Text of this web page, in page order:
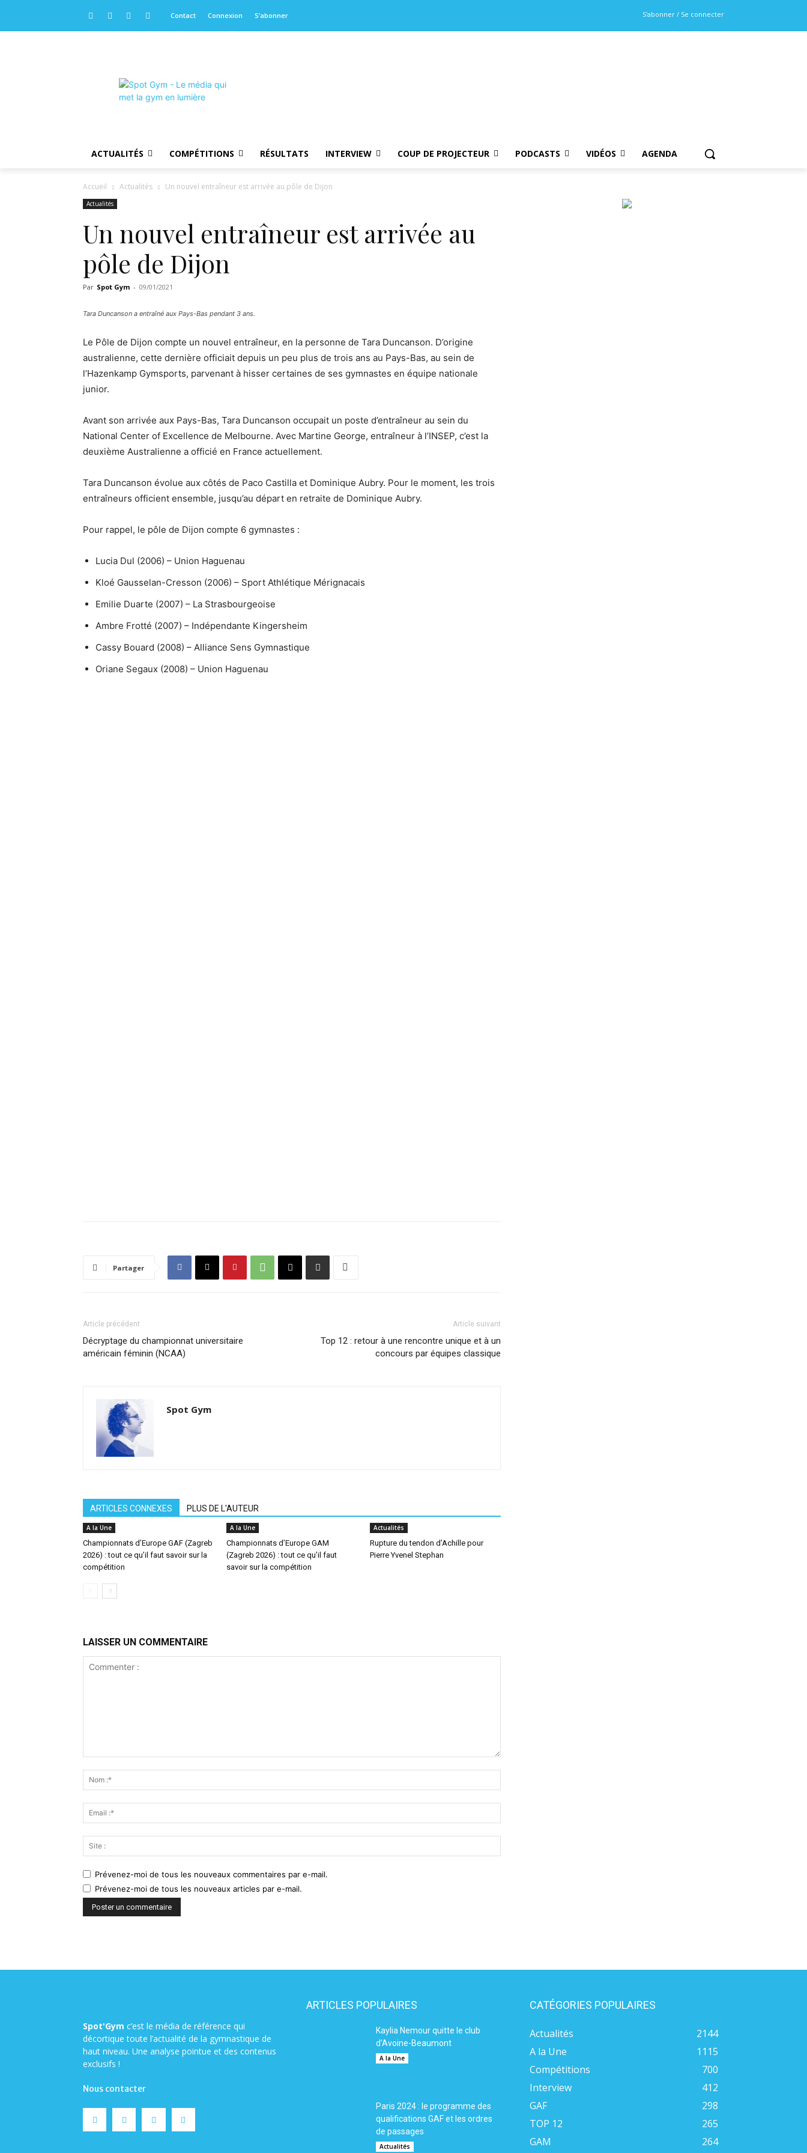
S'abonner / Se connecter
Contact Connexion S’abonner
ACTUALITÉS COMPÉTITIONS RÉSULTATS INTERVIEW COUP DE PROJECTEUR PODCASTS VIDÉOS AGENDA
Accueil Actualités Un nouvel entraîneur est arrivée au pôle de Dijon
Actualités
Un nouvel entraîneur est arrivée au
pôle de Dijon
Par Spot Gym - 09/01/2021
Tara Duncanson a entraîné aux Pays-Bas pendant 3 ans.
Le Pôle de Dijon compte un nouvel entraîneur, en la personne de Tara Duncanson. D’origine
australienne, cette dernière officiait depuis un peu plus de trois ans au Pays-Bas, au sein de
l’Hazenkamp Gymsports, parvenant à hisser certaines de ses gymnastes en équipe nationale
junior.
Avant son arrivée aux Pays-Bas, Tara Duncanson occupait un poste d’entraîneur au sein du
National Center of Excellence de Melbourne. Avec Martine George, entraîneur à l’INSEP, c’est la
deuxième Australienne a officié en France actuellement.
Tara Duncanson évolue aux côtés de Paco Castilla et Dominique Aubry. Pour le moment, les trois
entraîneurs officient ensemble, jusqu’au départ en retraite de Dominique Aubry.
Pour rappel, le pôle de Dijon compte 6 gymnastes :
Lucia Dul (2006) – Union Haguenau
Kloé Gausselan-Cresson (2006) – Sport Athlétique Mérignacais
Emilie Duarte (2007) – La Strasbourgeoise
Ambre Frotté (2007) – Indépendante Kingersheim
Cassy Bouard (2008) – Alliance Sens Gymnastique
Oriane Segaux (2008) – Union Haguenau
Partager
Article précédent
Décryptage du championnat universitaire
américain féminin (NCAA)
Article suivant
Top 12 : retour à une rencontre unique et à un
concours par équipes classique
Spot Gym
ARTICLES CONNEXES PLUS DE L'AUTEUR
A la Une
Championnats d’Europe GAF (Zagreb
2026) : tout ce qu’il faut savoir sur la
compétition
A la Une
Championnats d’Europe GAM
(Zagreb 2026) : tout ce qu’il faut
savoir sur la compétition
Actualités
Rupture du tendon d’Achille pour
Pierre Yvenel Stephan
LAISSER UN COMMENTAIRE
Prévenez-moi de tous les nouveaux commentaires par e-mail.
Prévenez-moi de tous les nouveaux articles par e-mail.
Spot'Gym c’est le média de référence qui
décortique toute l’actualité de la gymnastique de
haut niveau. Une analyse pointue et des contenus
exclusifs !
Nous contacter
ARTICLES POPULAIRES
Kaylia Nemour quitte le club
d’Avoine-Beaumont
A la Une
Paris 2024 : le programme des
qualifications GAF et les ordres
de passages
Actualités
CATÉGORIES POPULAIRES
Actualités
2144
A la Une
1115
Compétitions
700
Interview
412
GAF
298
TOP 12
265
GAM
264